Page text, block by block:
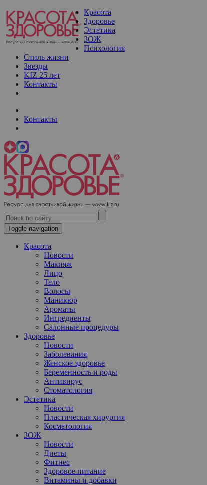
Красота
Здоровье
Эстетика
ЗОЖ
Психология
Стиль жизни
Звезды
KIZ 25 лет
Контакты
Контакты
Toggle navigation
Красота
Новости
Макияж
Лицо
Тело
Волосы
Маникюр
Ароматы
Ингредиенты
Салонные процедуры
Здоровье
Новости
Заболевания
Женское здоровье
Беременность и роды
Антивирус
Стоматология
Эстетика
Новости
Пластическая хирургия
Косметология
ЗОЖ
Новости
Диеты
Фитнес
Здоровое питание
Витамины и добавки